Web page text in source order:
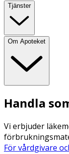
Tjänster
Om Apoteket
Handla
Vi erbjuder
För vårdgivare